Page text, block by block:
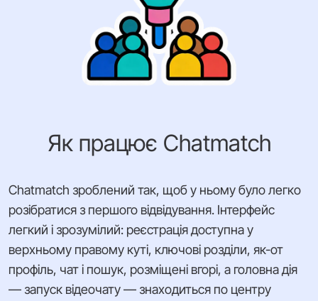
Як працює Chatmatch
Chatmatch зроблений так, щоб у ньому було легко
розібратися з першого відвідування. Інтерфейс
легкий і зрозумілий: реєстрація доступна у
верхньому правому куті, ключові розділи, як-от
профіль, чат і пошук, розміщені вгорі, а головна дія
— запуск відеочату — знаходиться по центру